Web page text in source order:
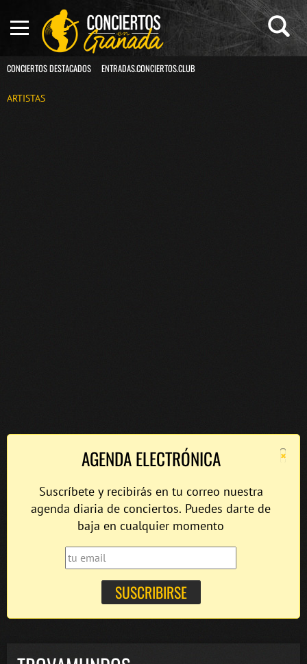
CONCIERTOS DESTACADOS ENTRADAS.CONCIERTOS.CLUB
ARTISTAS
×
AGENDA ELECTRÓNICA
Suscríbete y recibirás en tu correo nuestra
agenda diaria de conciertos. Puedes darte de
baja en cualquier momento